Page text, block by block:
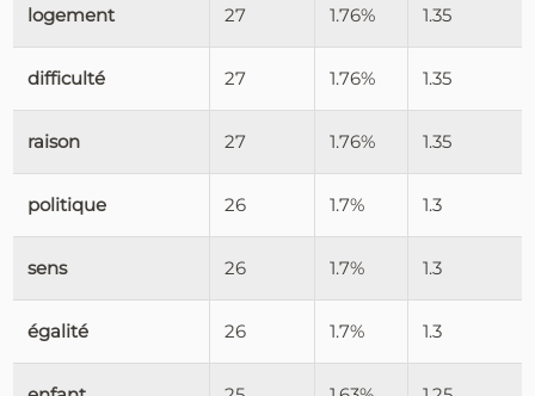
logement 27 1.76% 1.35
difficulté 27 1.76% 1.35
raison 27 1.76% 1.35
politique 26 1.7% 1.3
sens 26 1.7% 1.3
égalité 26 1.7% 1.3